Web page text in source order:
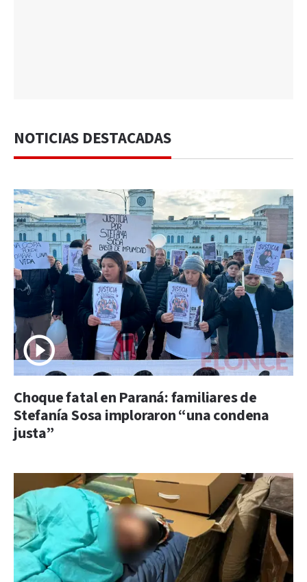
NOTICIAS DESTACADAS
Choque fatal en Paraná: familiares de
Stefanía Sosa imploraron “una condena
justa”